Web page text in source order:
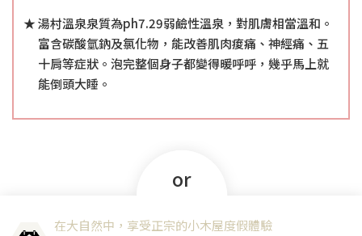
湯村溫泉泉質為ph7.29弱鹼性溫泉，對肌膚相當溫和。
富含碳酸氫鈉及氯化物，能改善肌肉痠痛、神經痛、五
十肩等症狀。泡完整個身子都變得暖呼呼，幾乎馬上就
能倒頭大睡。
or
在大自然中，享受正宗的小木屋度假體驗